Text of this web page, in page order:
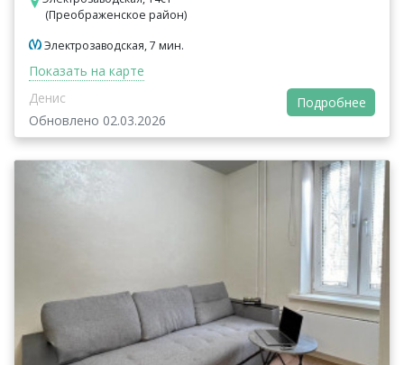
(Преображенское район)
Электрозаводская, 7 мин.
Показать на карте
Денис
Обновлено 02.03.2026
Подробнее